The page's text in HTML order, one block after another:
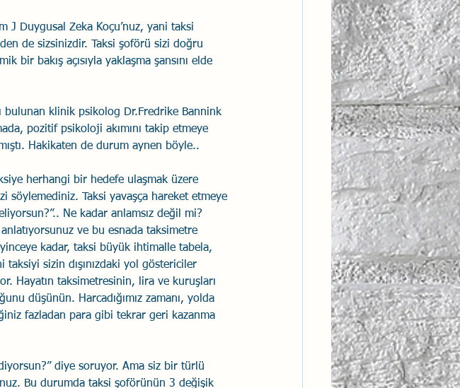
Duygusal Zeka Koçu’nuz, yani taksi
de sizsinizdir. Taksi şoförü sizi doğru
bir bakış açısıyla yaklaşma şansını elde
bulunan klinik psikolog Dr.Fredrike Bannink
pozitif psikoloji akımını takip etmeye
Hakikaten de durum aynen böyle..
herhangi bir hedefe ulaşmak üzere
söylemediniz. Taksi yavaşça hareket etmeye
Ne kadar anlamsız değil mi?
ve bu esnada taksimetre
kadar, taksi büyük ihtimalle tabela,
taksiyi sizin dışınızdaki yol göstericiler
Hayatın taksimetresinin, lira ve kuruşları
düşünün. Harcadığımız zamanı, yolda
fazladan para gibi tekrar geri kazanma
diye soruyor. Ama siz bir türlü
Bu durumda taksi şoförünün 3 değişik